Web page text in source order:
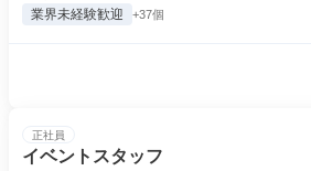
業界未経験歓迎 +37個
正社員
イベントスタッフ